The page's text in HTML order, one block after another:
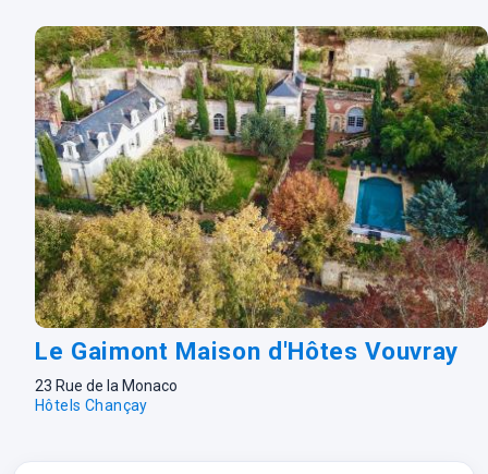
Le Gaimont Maison d'Hôtes Vouvray
23 Rue de la Monaco
Hôtels Chançay